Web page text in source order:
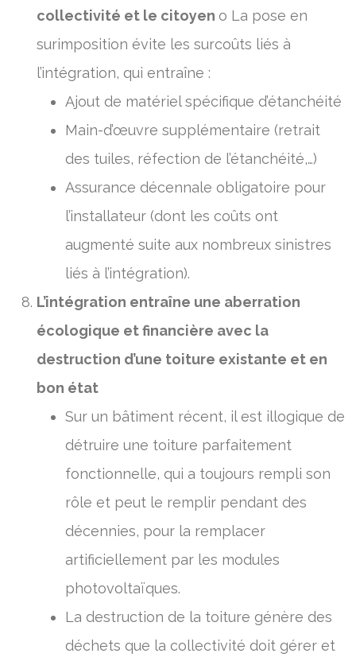
collectivité et le citoyen o La pose en
surimposition évite les surcoûts liés à
l’intégration, qui entraîne :
Ajout de matériel spécifique d’étanchéité
Main-d’œuvre supplémentaire (retrait
des tuiles, réfection de l’étanchéité,…)
Assurance décennale obligatoire pour
l’installateur (dont les coûts ont
augmenté suite aux nombreux sinistres
liés à l’intégration).
L’intégration entraîne une aberration
écologique et financière avec la
destruction d’une toiture existante et en
bon état
Sur un bâtiment récent, il est illogique de
détruire une toiture parfaitement
fonctionnelle, qui a toujours rempli son
rôle et peut le remplir pendant des
décennies, pour la remplacer
artificiellement par les modules
photovoltaïques.
La destruction de la toiture génère des
déchets que la collectivité doit gérer et